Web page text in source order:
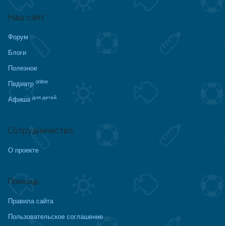
Наш сайт
Форум
Блоги
Полезное
Педиатр online
Афиша для детей
Сотрудничество
О проекте
Помощь
Правила сайта
Пользовательское соглашение